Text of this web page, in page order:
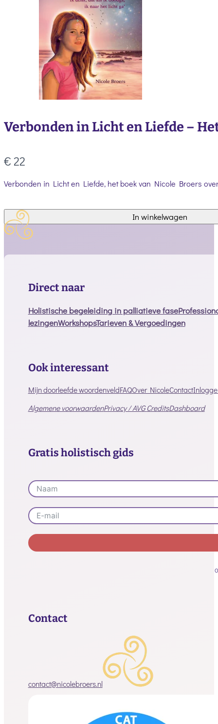
Verbonden in Licht en Liefde –
Nu
€ 22
Verbonden in Licht en Liefde, het boek van Nicole Broers
In winkelwagen
Contact
contact@nicolebroers.nl
Direct naar
Holistische begeleiding in palliatieve fase
lezingenWorkshopsTarieven & Vergoedingen
Ook interessant
Mijn doorleefde woordenveldFAQOver NicoleContact
Algemene voorwaardenPrivacy / AVGCreditsDashboard
Gratis holistisch gids